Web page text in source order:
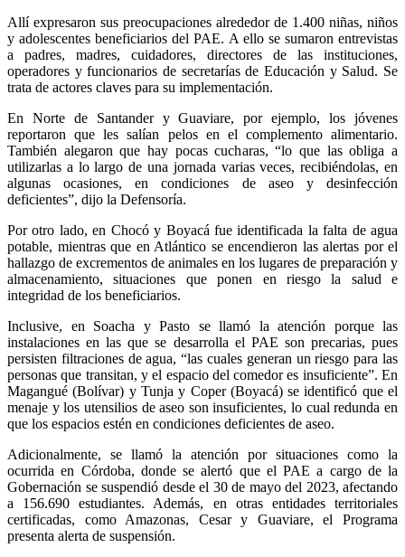
Allí expresaron sus preocupaciones alrededor de 1.400 niñas, niños
y adolescentes beneficiarios del PAE. A ello se sumaron entrevistas
a padres, madres, cuidadores, directores de las instituciones,
operadores y funcionarios de secretarías de Educación y Salud. Se
trata de actores claves para su implementación.
En Norte de Santander y Guaviare, por ejemplo, los jóvenes
reportaron que les salían pelos en el complemento alimentario.
También alegaron que hay pocas cucharas, “lo que las obliga a
utilizarlas a lo largo de una jornada varias veces, recibiéndolas, en
algunas ocasiones, en condiciones de aseo y desinfección
deficientes”, dijo la Defensoría.
Por otro lado, en Chocó y Boyacá fue identificada la falta de agua
potable, mientras que en Atlántico se encendieron las alertas por el
hallazgo de excrementos de animales en los lugares de preparación y
almacenamiento, situaciones que ponen en riesgo la salud e
integridad de los beneficiarios.
Inclusive, en Soacha y Pasto se llamó la atención porque las
instalaciones en las que se desarrolla el PAE son precarias, pues
persisten filtraciones de agua, “las cuales generan un riesgo para las
personas que transitan, y el espacio del comedor es insuficiente”. En
Magangué (Bolívar) y Tunja y Coper (Boyacá) se identificó que el
menaje y los utensilios de aseo son insuficientes, lo cual redunda en
que los espacios estén en condiciones deficientes de aseo.
Adicionalmente, se llamó la atención por situaciones como la
ocurrida en Córdoba, donde se alertó que el PAE a cargo de la
Gobernación se suspendió desde el 30 de mayo del 2023, afectando
a 156.690 estudiantes. Además, en otras entidades territoriales
certificadas, como Amazonas, Cesar y Guaviare, el Programa
presenta alerta de suspensión.